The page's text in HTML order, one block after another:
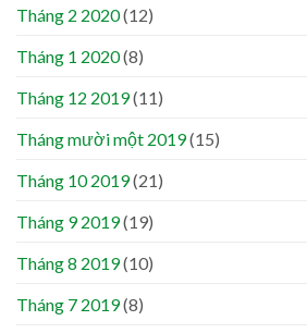
Tháng 2 2020(12)
Tháng 1 2020(8)
Tháng 12 2019(11)
Tháng mười một 2019(15)
Tháng 10 2019(21)
Tháng 9 2019(19)
Tháng 8 2019(10)
Tháng 7 2019(8)